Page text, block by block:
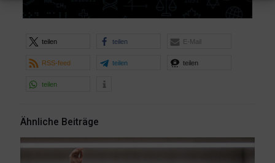
teilen teilen E-Mail
RSS-feed teilen teilen
teilen
Ähnliche Beiträge